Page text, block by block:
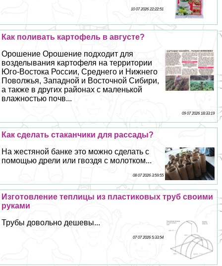
10 07 2026 22:22:51
Как поливать картофель в августе?
Орошение Орошение подходит для
возделывания картофеля на территории
Юго-Востока России, Среднего и Нижнего
Поволжья, Западной и Восточной Сибири,
а также в других районах с маленькой
влажностью почв...
09 07 2026 18:33:19
Как сделать стаканчики для рассады?
На жестяной банке это можно сделать с
помощью дрели или гвоздя с молотком...
08 07 2026 3:59:55
Изготовление теплицы из пластиковых труб своими
руками
Трубы довольно дешевы...
07 07 2026 5:33:54